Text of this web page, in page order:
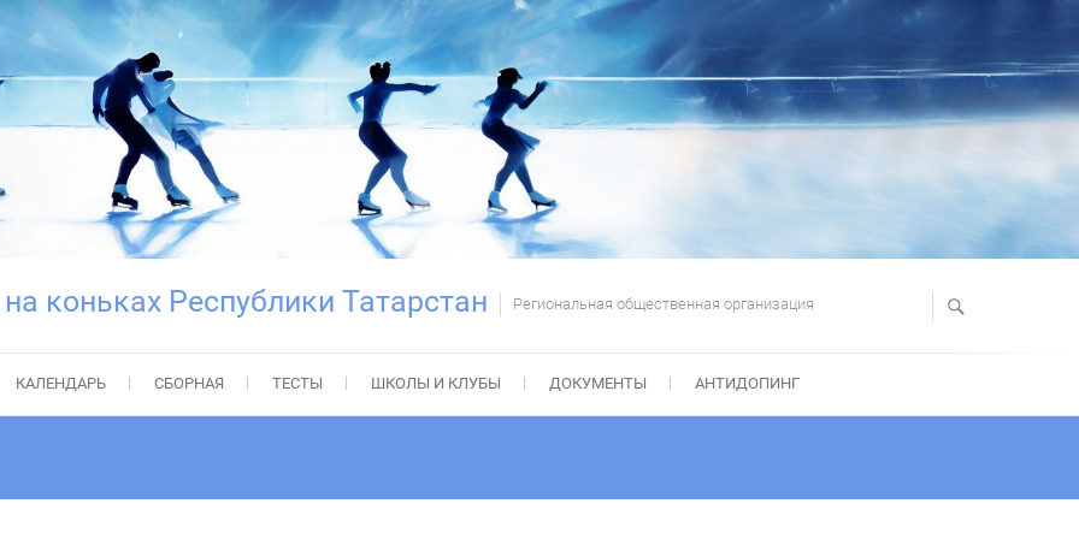
коньках Республики Татарстан Региональная общественная организация
КАЛЕНДАРЬ СБОРНАЯ ТЕСТЫ ШКОЛЫ И КЛУБЫ ДОКУМЕНТЫ АНТИДОПИНГ